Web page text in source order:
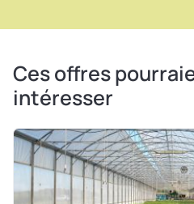
Ces offres
intéresser